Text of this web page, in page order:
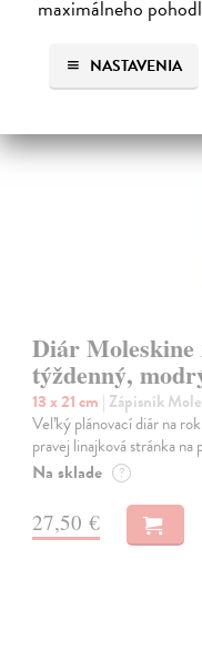
maximálneho
NASTAVENIA
Diár Moleskine
týždenný,
13 x 21 cm | Zápisník
Veľký plánovací diár na
pravej linajková stránka na
Na sklade ?
27,50 €